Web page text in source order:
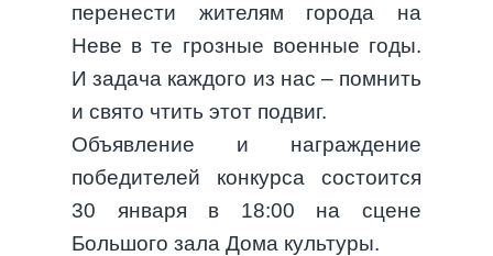
перенести жителям города на
Неве в те грозные военные годы.
И задача каждого из нас – помнить
и свято чтить этот подвиг.
Объявление и награждение
победителей конкурса состоится
30 января в 18:00 на сцене
Большого зала Дома культуры.